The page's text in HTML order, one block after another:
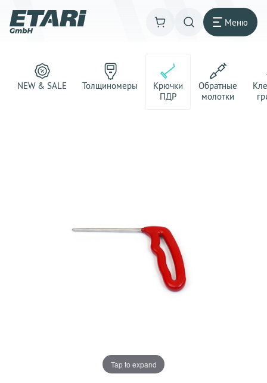
Меню
NEW & SALE Толщиномеры
Крючки
ПДР
Обратные
молотки
Tap to expand